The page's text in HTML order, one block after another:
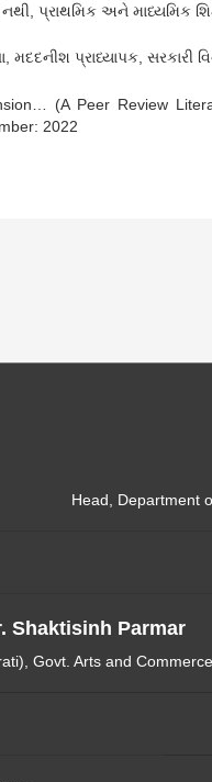
પ્રાથમિક અને માધ્યમિક
પ્રાધ્યાપક, સરકારી
(A Peer Review
2022
Head, Department
Shaktisinh Parmar
Govt. Arts and